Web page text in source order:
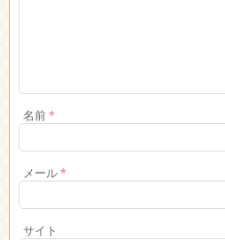
名前*
メール*
サイト